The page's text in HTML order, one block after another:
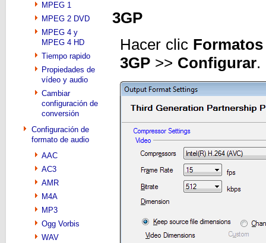
MPEG 1
MPEG 2 DVD
MPEG 4 y
MPEG 4 HD
Tiempo rapido
Propiedades de
vídeo y audio
Cambiar
configuración de
conversión
Configuración de
formato de audio
AAC
AC3
AMR
M4A
MP3
Ogg Vorbis
WAV
3GP
Hacer clic Formatos
3GP >> Configurar.